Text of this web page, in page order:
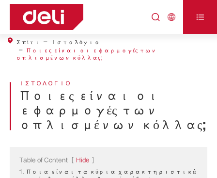
  
Σπίτι
Ιστολόγιο
Ποιες είναι οι εφαρμογές των
οπλισμένων κόλλας;
ΙΣΤΟΛΌΓΙΟ
Ποιες είναι οι
εφαρμογές των
οπλισμένων κόλλας;
Table of Content Hide
1. Ποια είναι τα κύρια χαρακτηριστικά